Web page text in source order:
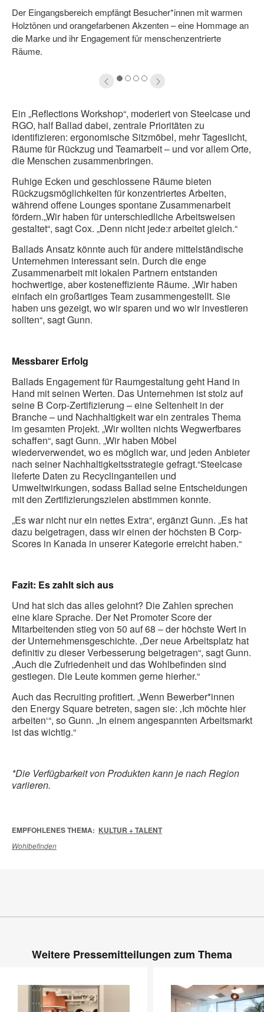
Der Eingangsbereich empfängt Besucher*innen mit warmen
Holztönen und orangefarbenen Akzenten – eine Hommage an
die Marke und ihr Engagement für menschenzentrierte
Räume.
1234
Ein „Reflections Workshop“, moderiert von Steelcase und
RGO, half Ballad dabei, zentrale Prioritäten zu
identifizieren: ergonomische Sitzmöbel, mehr Tageslicht,
Räume für Rückzug und Teamarbeit – und vor allem Orte,
die Menschen zusammenbringen.
Ruhige Ecken und geschlossene Räume bieten
Rückzugsmöglichkeiten für konzentriertes Arbeiten,
während offene Lounges spontane Zusammenarbeit
fördern.„Wir haben für unterschiedliche Arbeitsweisen
gestaltet“, sagt Cox. „Denn nicht jede:r arbeitet gleich.“
Ballads Ansatz könnte auch für andere mittelständische
Unternehmen interessant sein. Durch die enge
Zusammenarbeit mit lokalen Partnern entstanden
hochwertige, aber kosteneffiziente Räume. „Wir haben
einfach ein großartiges Team zusammengestellt. Sie
haben uns gezeigt, wo wir sparen und wo wir investieren
sollten“, sagt Gunn.
Messbarer Erfolg
Ballads Engagement für Raumgestaltung geht Hand in
Hand mit seinen Werten. Das Unternehmen ist stolz auf
seine B Corp-Zertifizierung – eine Seltenheit in der
Branche – und Nachhaltigkeit war ein zentrales Thema
im gesamten Projekt. „Wir wollten nichts Wegwerfbares
schaffen“, sagt Gunn. „Wir haben Möbel
wiederverwendet, wo es möglich war, und jeden Anbieter
nach seiner Nachhaltigkeitsstrategie gefragt.“Steelcase
lieferte Daten zu Recyclinganteilen und
Umweltwirkungen, sodass Ballad seine Entscheidungen
mit den Zertifizierungszielen abstimmen konnte.
„Es war nicht nur ein nettes Extra“, ergänzt Gunn. „Es hat
dazu beigetragen, dass wir einen der höchsten B Corp-
Scores in Kanada in unserer Kategorie erreicht haben.“
Fazit: Es zahlt sich aus
Und hat sich das alles gelohnt? Die Zahlen sprechen
eine klare Sprache. Der Net Promoter Score der
Mitarbeitenden stieg von 50 auf 68 – der höchste Wert in
der Unternehmensgeschichte. „Der neue Arbeitsplatz hat
definitiv zu dieser Verbesserung beigetragen“, sagt Gunn.
„Auch die Zufriedenheit und das Wohlbefinden sind
gestiegen. Die Leute kommen gerne hierher.“
Auch das Recruiting profitiert. „Wenn Bewerber*innen
den Energy Square betreten, sagen sie: ‚Ich möchte hier
arbeiten‘“, so Gunn. „In einem angespannten Arbeitsmarkt
ist das wichtig.“
*Die Verfügbarkeit von Produkten kann je nach Region
variieren.
EMPFOHLENES THEMA: KULTUR + TALENT
Wohlbefinden
Weitere Pressemitteilungen zum Thema